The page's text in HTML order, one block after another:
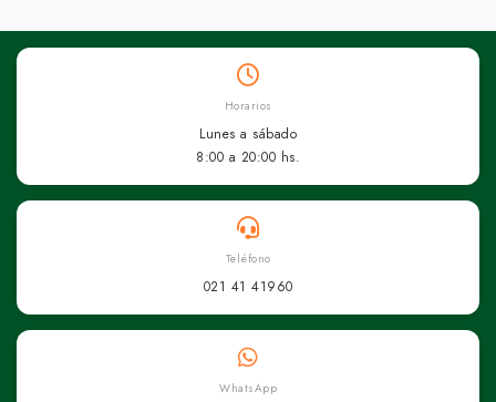
Horarios
Lunes a sábado
8:00 a 20:00 hs.
Teléfono
021 41 41960
WhatsApp